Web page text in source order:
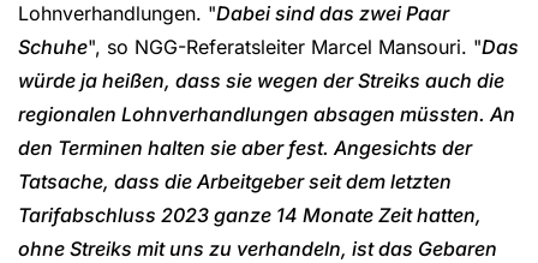
Lohnverhandlungen. "Dabei sind das zwei Paar
Schuhe", so NGG-Referatsleiter Marcel Mansouri. "Das
würde ja heißen, dass sie wegen der Streiks auch die
regionalen Lohnverhandlungen absagen müssten. An
den Terminen halten sie aber fest. Angesichts der
Tatsache, dass die Arbeitgeber seit dem letzten
Tarifabschluss 2023 ganze 14 Monate Zeit hatten,
ohne Streiks mit uns zu verhandeln, ist das Gebaren